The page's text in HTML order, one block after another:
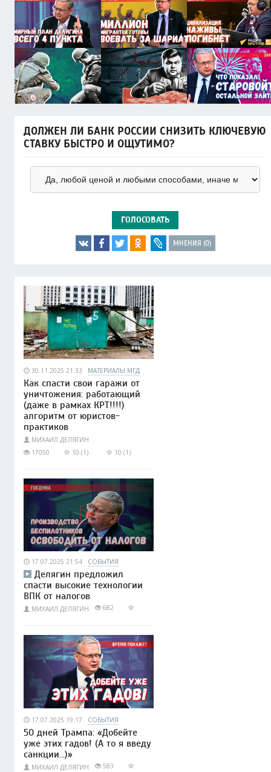
ДОЛЖЕН ЛИ БАНК РОССИИ СНИЗИТЬ КЛЮЧЕВУЮ
СТАВКУ БЫСТРО И ОЩУТИМО?
ГОЛОСОВАТЬ
МНЕНИЯ (0)
30.11.2025 21:33 МАТЕРИАЛЫ МГД
Как спасти свои гаражи от
уничтожения: работающий
(даже в рамках КРТ!!!!)
алгоритм от юристов-
практиков
МИХАИЛ ДЕЛЯГИН
17050
10 (1) 10 (1)
17.07.2025 21:54 СОБЫТИЯ
Делягин предложил
спасти высокие технологии
ВПК от налогов
МИХАИЛ ДЕЛЯГИН 682
17.07.2025 19:17 СОБЫТИЯ
50 дней Трампа: «Добейте
уже этих гадов! (А то я введу
санкции...)»
МИХАИЛ ДЕЛЯГИН 583